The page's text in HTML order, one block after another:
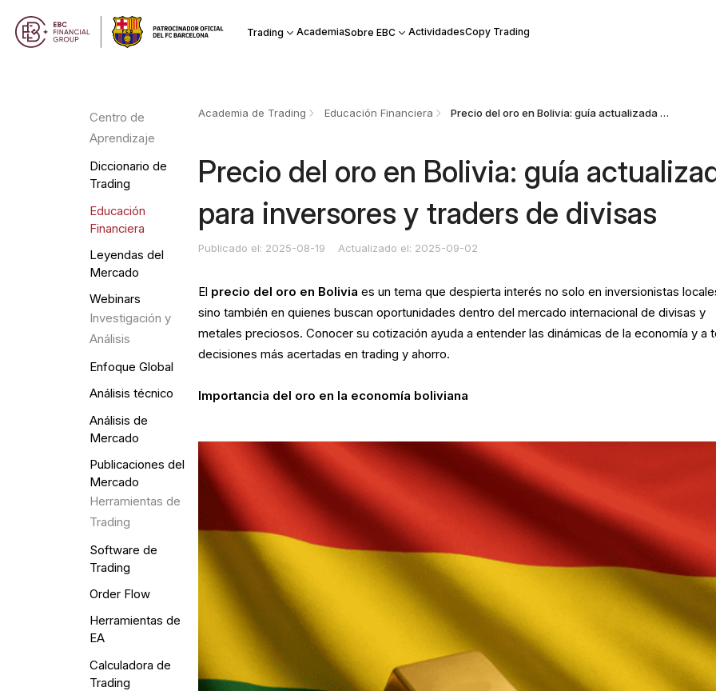
Trading AcademiaSobre EBC ActividadesCopy Trading
Centro de
Aprendizaje
Diccionario de
Trading
Educación
Financiera
Leyendas del
Mercado
Webinars
Investigación y
Análisis
Enfoque Global
Análisis técnico
Análisis de
Mercado
Publicaciones del
Mercado
Herramientas de
Trading
Software de
Trading
Order Flow
Herramientas de
EA
Calculadora de
Trading
Academia de Trading Educación Financiera Precio del oro en Bolivia: guía actualizada para inversores y traders de divisas
Precio del oro en Bolivia: guía
para inversores y traders de divisas
Publicado el: 2025-08-19 Actualizado el: 2025-09-02
El precio del oro en Bolivia es un tema que despierta interés no solo en inversionistas
sino también en quienes buscan oportunidades dentro del mercado internacional de divisas y
metales preciosos. Conocer su cotización ayuda a entender las dinámicas de la economía y a
decisiones más acertadas en trading y ahorro.
Importancia del oro en la economía boliviana